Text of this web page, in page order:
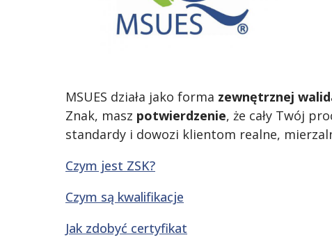
MSUES działa jako forma zewnętrznej
Znak, masz potwierdzenie, że cały Twój
standardy i dowozi klientom realne,
Czym jest ZSK?
Czym są kwalifikacje
Jak zdobyć certyfikat